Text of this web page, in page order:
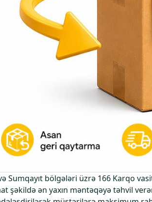
Sumqayıt bölgələri üzrə 166 Karqo
şəkildə ən yaxın məntəqəyə təhvil